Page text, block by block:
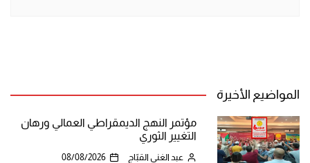
المواضيع الأخيرة
مؤتمر النهج الديمقراطي العمالي ورهان
التغيير الثوري
عبد الغني القبّاج 08/08/2026